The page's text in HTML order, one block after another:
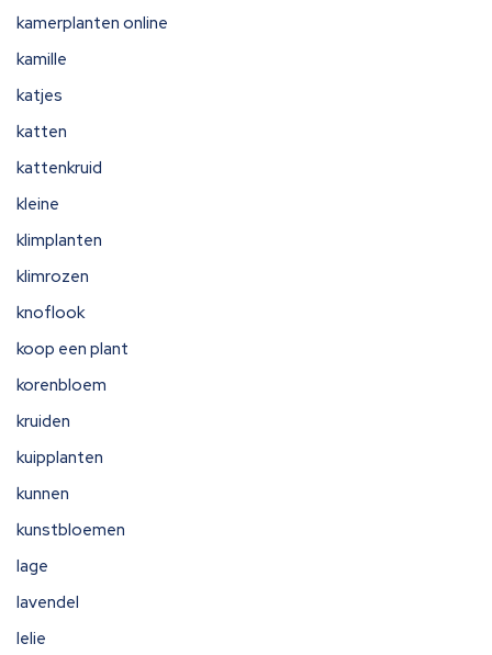
kamerplanten online
kamille
katjes
katten
kattenkruid
kleine
klimplanten
klimrozen
knoflook
koop een plant
korenbloem
kruiden
kuipplanten
kunnen
kunstbloemen
lage
lavendel
lelie